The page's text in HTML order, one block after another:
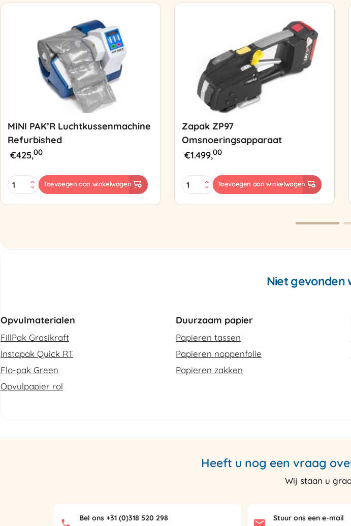
MINI PAK’R Luchtkussenmachine
Refurbished
€425,00
MINI
PAK'R
Toevoegen aan winkelwagen
Zapak ZP97
Omsnoeringsapparaat
€1.499,00
Zapak
ZP97
Toevoegen aan winkelwagen
Niet gevonden
Opvulmaterialen
FillPak Grasikraft
Instapak Quick RT
Flo-pak Green
Opvulpapier rol
Duurzaam papier
Papieren tassen
Papieren noppenfolie
Papieren zakken
Heeft u nog een vraag
Wij staan u
Bel ons +31 (0)318 520 298
Stuur ons een e-mail